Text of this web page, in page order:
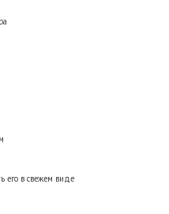
его в свежем виде